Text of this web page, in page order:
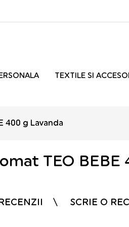
TEXTILE SI
400 g Lavanda
TEO BEBE
SCRIE O